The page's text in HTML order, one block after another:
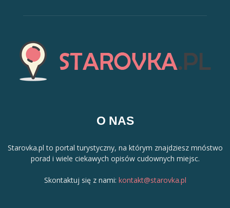
O NAS
Starovka.pl to portal turystyczny, na którym znajdziesz mnóstwo
porad i wiele ciekawych opisów cudownych miejsc.
Skontaktuj się z nami: kontakt@starovka.pl